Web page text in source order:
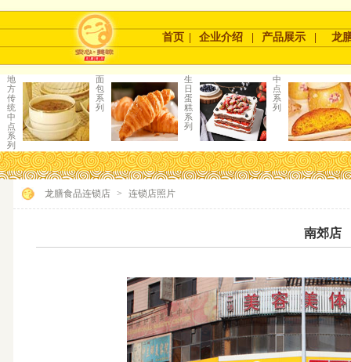
首页 企业介绍 产品展示 龙
地
方
传
统
中
点
系
列
面
包
系
列
生
日
蛋
糕
系
列
中
点
系
列
龙膳食品连锁店 > 连锁店照片
南郊店